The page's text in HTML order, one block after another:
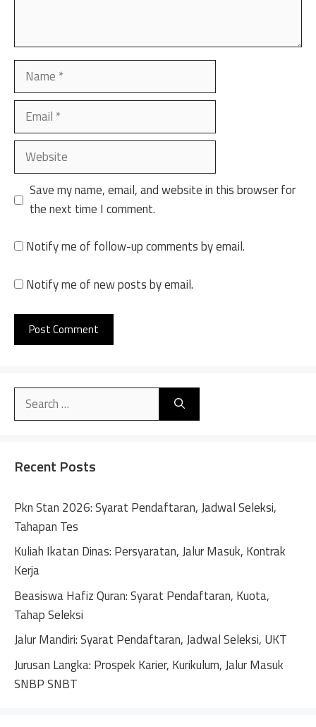
Name
Email
Website
Save my name, email, and website in this browser for
the next time I comment.
Notify me of follow-up comments by email.
Notify me of new posts by email.
e
a
i
v
e
:
Search
Recent Posts
Pkn Stan 2026: Syarat Pendaftaran, Jadwal Seleksi,
Tahapan Tes
Kuliah Ikatan Dinas: Persyaratan, Jalur Masuk, Kontrak
Kerja
Beasiswa Hafiz Quran: Syarat Pendaftaran, Kuota,
Tahap Seleksi
Jalur Mandiri: Syarat Pendaftaran, Jadwal Seleksi, UKT
Jurusan Langka: Prospek Karier, Kurikulum, Jalur Masuk
SNBP SNBT